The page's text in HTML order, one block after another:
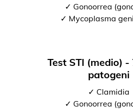
✓ Gonoorrea
✓ Mycoplasma
Test STI (medio)
patogeni
✓ Clamidia
✓ Gonoorrea